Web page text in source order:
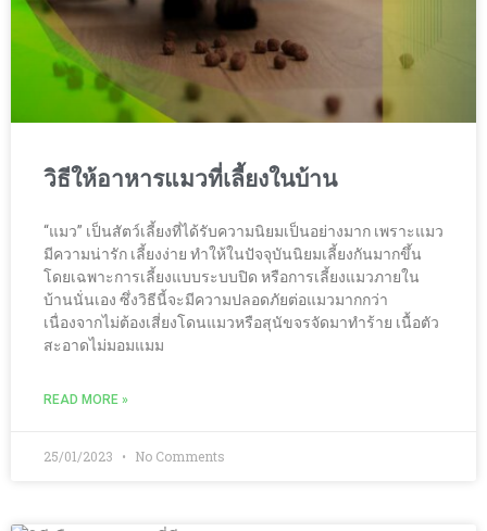
วิธีให้อาหารแมวที่เลี้ยงในบ้าน
“แมว” เป็นสัตว์เลี้ยงที่ได้รับความนิยมเป็นอย่างมาก เพราะแมว
มีความน่ารัก เลี้ยงง่าย ทำให้ในปัจจุบันนิยมเลี้ยงกันมากขึ้น
โดยเฉพาะการเลี้ยงแบบระบบปิด หรือการเลี้ยงแมวภายใน
บ้านนั่นเอง ซึ่งวิธีนี้จะมีความปลอดภัยต่อแมวมากกว่า
เนื่องจากไม่ต้องเสี่ยงโดนแมวหรือสุนัขจรจัดมาทำร้าย เนื้อตัว
สะอาดไม่มอมแมม
READ MORE »
25/01/2023 No Comments